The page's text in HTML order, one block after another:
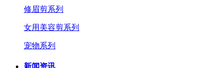
修眉剪系列
女用美容剪系列
宠物系列